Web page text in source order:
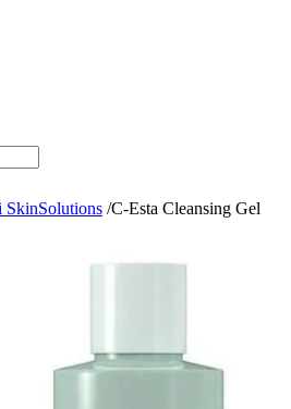
SkinSolutions /C-Esta Cleansing Gel